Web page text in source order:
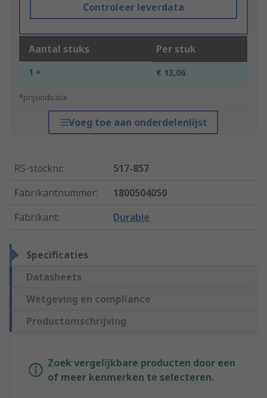
Controleer leverdata
Aantal stuks Per stuk
1 + € 13,06
*prijsindicatie
Voeg toe aan onderdelenlijst
RS-stocknr.:
517-857
Fabrikantnummer:
1800504050
Fabrikant: Durable
Specificaties
Datasheets
Wetgeving en compliance
Productomschrijving
Zoek vergelijkbare producten door een
of meer kenmerken te selecteren.